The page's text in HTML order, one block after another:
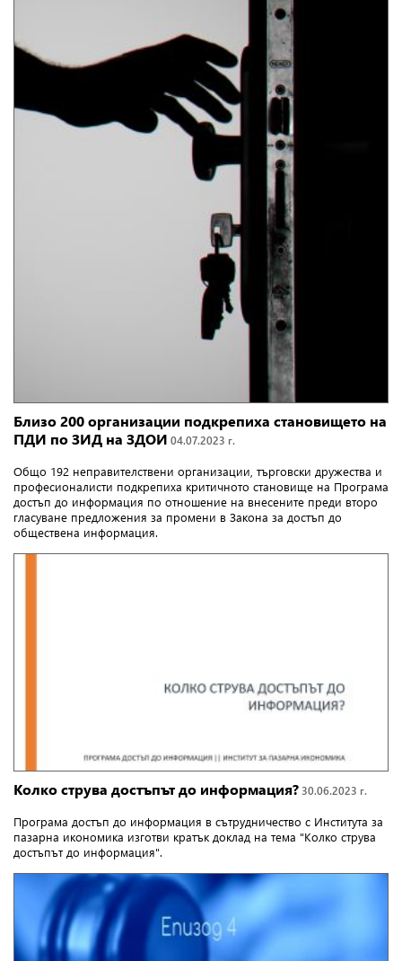
Близо 200 организации подкрепиха становището на
ПДИ по ЗИД на ЗДОИ 04.07.2023 г.
Общо 192 неправителствени организации, търговски дружества и
професионалисти подкрепиха критичното становище на Програма
достъп до информация по отношение на внесените преди второ
гласуване предложения за промени в Закона за достъп до
обществена информация.
Колко струва достъпът до информация? 30.06.2023 г.
Програма достъп до информация в сътрудничество с Института за
пазарна икономика изготви кратък доклад на тема "Колко струва
достъпът до информация".